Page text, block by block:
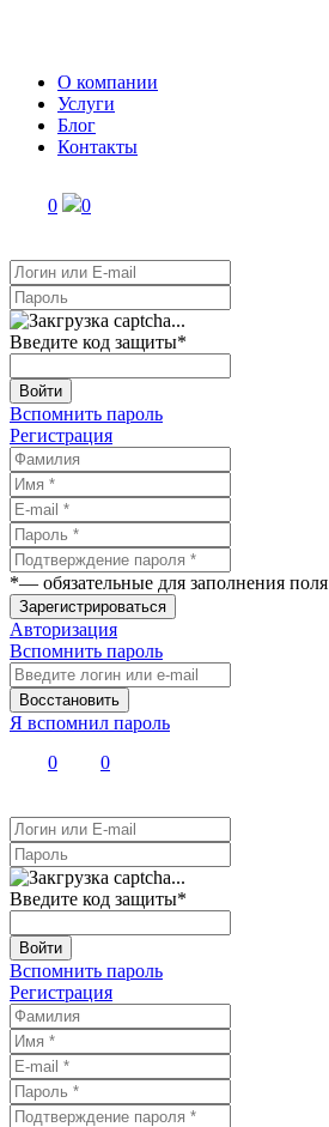
О компании
Услуги
Блог
Контакты
0 0
Введите код защиты*
Войти
Вспомнить пароль
Регистрация
*— обязательные для заполнения поля
Зарегистрироваться
Авторизация
Вспомнить пароль
Восстановить
Я вспомнил пароль
0
0
Введите код защиты*
Войти
Вспомнить пароль
Регистрация